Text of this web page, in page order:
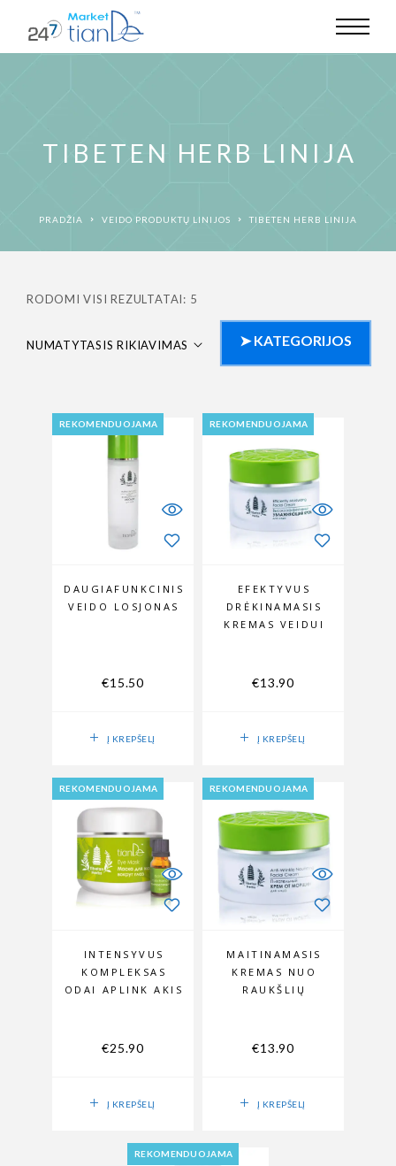
TIBETEN HERB LINIJA
PRADŽIA VEIDO PRODUKTŲ LINIJOS TIBETEN HERB LINIJA
RODOMI VISI REZULTATAI: 5
NUMATYTASIS RIKIAVIMAS
REKOMENDUOJAMA
Į KREPŠELĮ
DAUGIAFUNKCINIS
VEIDO LOSJONAS
€15.50
REKOMENDUOJAMA
Į KREPŠELĮ
EFEKTYVUS
DRĖKINAMASIS
KREMAS VEIDUI
€13.90
REKOMENDUOJAMA
Į KREPŠELĮ
INTENSYVUS
KOMPLEKSAS
ODAI APLINK AKIS
€25.90
REKOMENDUOJAMA
Į KREPŠELĮ
MAITINAMASIS
KREMAS NUO
RAUKŠLIŲ
€13.90
REKOMENDUOJAMA